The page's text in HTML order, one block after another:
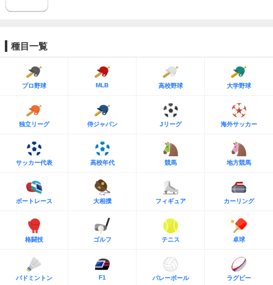
種目一覧
プロ野球 MLB 高校野球 大学野球
独立リーグ 侍ジャパン Jリーグ 海外サッカー
サッカー代表 高校年代 競馬 地方競馬
ボートレース 大相撲 フィギュア カーリング
格闘技 ゴルフ テニス 卓球
バドミントン F1 バレーボール ラグビー